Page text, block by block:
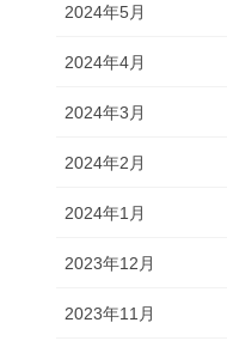
2024年5月
2024年4月
2024年3月
2024年2月
2024年1月
2023年12月
2023年11月